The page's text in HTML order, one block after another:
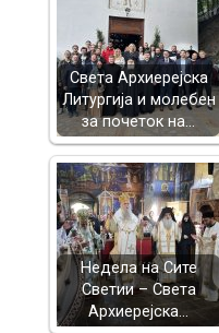
Света Архиерејска
Литургија и молебен
за почеток на…
Недела на Сите
Светии – Света
Архиерејска…